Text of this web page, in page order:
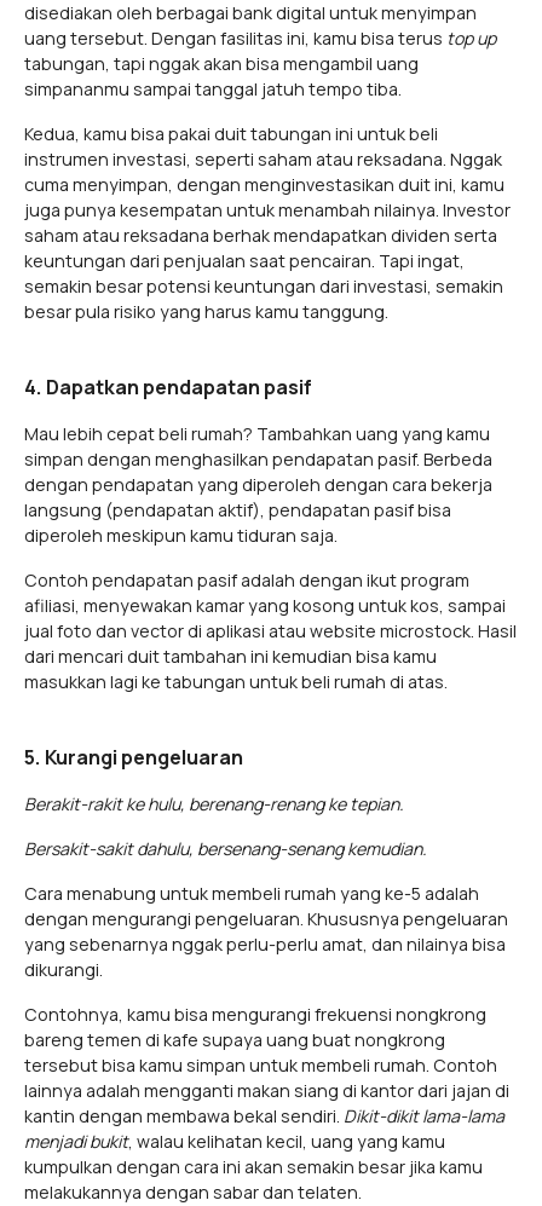
disediakan oleh berbagai bank digital untuk menyimpan
uang tersebut. Dengan fasilitas ini, kamu bisa terus top up
tabungan, tapi nggak akan bisa mengambil uang
simpananmu sampai tanggal jatuh tempo tiba.
Kedua, kamu bisa pakai duit tabungan ini untuk beli
instrumen investasi, seperti saham atau reksadana. Nggak
cuma menyimpan, dengan menginvestasikan duit ini, kamu
juga punya kesempatan untuk menambah nilainya. Investor
saham atau reksadana berhak mendapatkan dividen serta
keuntungan dari penjualan saat pencairan. Tapi ingat,
semakin besar potensi keuntungan dari investasi, semakin
besar pula risiko yang harus kamu tanggung.
4. Dapatkan pendapatan pasif
Mau lebih cepat beli rumah? Tambahkan uang yang kamu
simpan dengan menghasilkan pendapatan pasif. Berbeda
dengan pendapatan yang diperoleh dengan cara bekerja
langsung (pendapatan aktif), pendapatan pasif bisa
diperoleh meskipun kamu tiduran saja.
Contoh pendapatan pasif adalah dengan ikut program
afiliasi, menyewakan kamar yang kosong untuk kos, sampai
jual foto dan vector di aplikasi atau website microstock. Hasil
dari mencari duit tambahan ini kemudian bisa kamu
masukkan lagi ke tabungan untuk beli rumah di atas.
5. Kurangi pengeluaran
Berakit-rakit ke hulu, berenang-renang ke tepian.
Bersakit-sakit dahulu, bersenang-senang kemudian.
Cara menabung untuk membeli rumah yang ke-5 adalah
dengan mengurangi pengeluaran. Khususnya pengeluaran
yang sebenarnya nggak perlu-perlu amat, dan nilainya bisa
dikurangi.
Contohnya, kamu bisa mengurangi frekuensi nongkrong
bareng temen di kafe supaya uang buat nongkrong
tersebut bisa kamu simpan untuk membeli rumah. Contoh
lainnya adalah mengganti makan siang di kantor dari jajan di
kantin dengan membawa bekal sendiri. Dikit-dikit lama-lama
menjadi bukit, walau kelihatan kecil, uang yang kamu
kumpulkan dengan cara ini akan semakin besar jika kamu
melakukannya dengan sabar dan telaten.